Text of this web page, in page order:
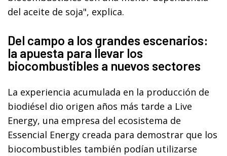
del aceite de soja", explica.
Del campo a los grandes escenarios:
la apuesta para llevar los
biocombustibles a nuevos sectores
La experiencia acumulada en la producción de
biodiésel dio origen años más tarde a Live
Energy, una empresa del ecosistema de
Essencial Energy creada para demostrar que los
biocombustibles también podían utilizarse